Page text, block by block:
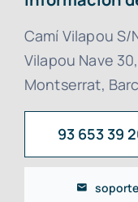
Camí Vilapou
Vilapou Nave
Montserrat,
93 653 39